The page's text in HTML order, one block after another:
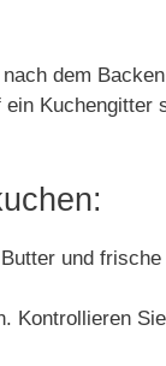
dem
Kuchengitter
und
Kontrollieren